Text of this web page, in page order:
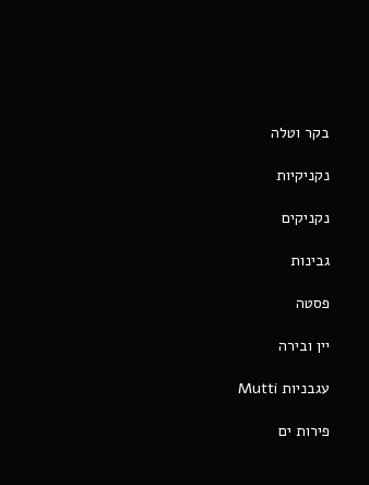
בקר וטלה
נקניקיות
נקניקים
גבינות
פסטה
יין ובירה
עגבניות Mutti
פירות ים